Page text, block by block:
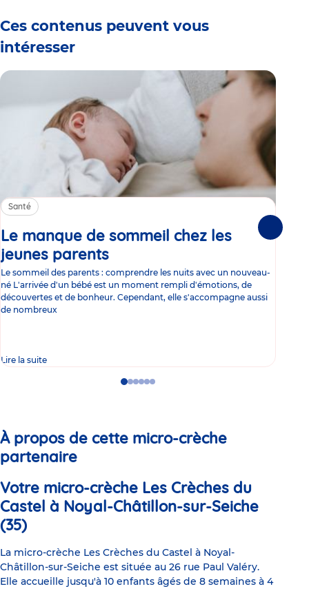
Ces contenus peuvent vous
intéresser
Santé
Le manque de sommeil chez les
jeunes parents
Le sommeil des parents : comprendre les nuits avec un nouveau-
né L'arrivée d'un bébé est un moment rempli d'émotions, de
découvertes et de bonheur. Cependant, elle s'accompagne aussi
de nombreux
Lire la suite
GoGoGoGo
GoGo
À propos de cette micro-crèche
partenaire
Votre micro-crèche Les Crèches du
Castel à Noyal-Châtillon-sur-Seiche
(35)
La micro-crèche Les Crèches du Castel à Noyal-
Châtillon-sur-Seiche est située au 26 rue Paul Valéry.
Elle accueille jusqu'à 10 enfants âgés de 8 semaines à 4